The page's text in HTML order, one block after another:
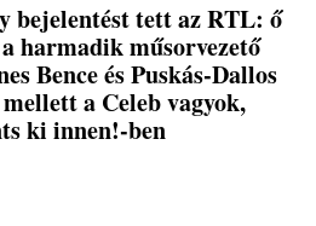
bejelentést tett az RTL: ő
harmadik műsorvezető
Bence és Puskás-Dallos
a Celeb vagyok,
ki innen!-ben